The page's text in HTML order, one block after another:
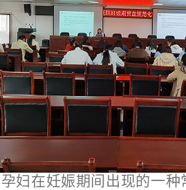
妇在妊娠期间出现的一种